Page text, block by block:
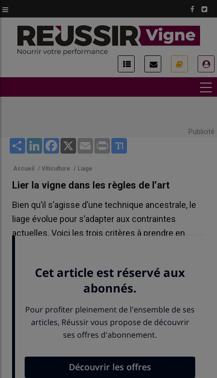
au
contenu
principal
Publicité
Share LinkedInFacebook
X Email Print
Accueil / Viticulture / Liage
Lier la vigne dans les règles de l’art
Bien qu’il s’agisse d’une technique ancestrale, le
liage évolue pour s’adapter aux contraintes
actuelles. Voici les trois critères à prendre en